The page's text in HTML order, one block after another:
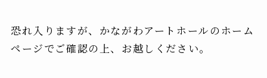
恐れ入りますが、かながわアートホールのホーム
ページでご確認の上、お越しください。